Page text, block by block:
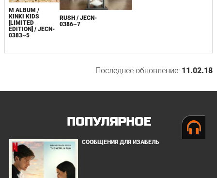
M ALBUM /
KINKI KIDS
[LIMITED
EDITION] / JECN-
0383~5
RUSH / JECN-
0386~7
Последнее обновление: 11.02.18
ПОПУЛЯРНОЕ
СООБЩЕНИЯ ДЛЯ ИЗАБЕЛЬ